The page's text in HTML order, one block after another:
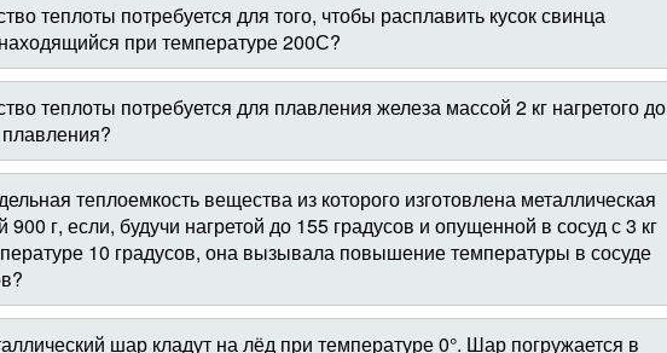
теплоты потребуется для того, чтобы расплавить кусок свинца
при температуре 200С?
теплоты потребуется для плавления железа массой 2 кг нагретого до
теплоемкость вещества из которого изготовлена металлическая
900 г, если, будучи нагретой до 155 градусов и опущенной в сосуд с 3 кг
10 градусов, она вызывала повышение температуры в сосуде
шар кладут на лёд при температуре 0°. Шар погружается в